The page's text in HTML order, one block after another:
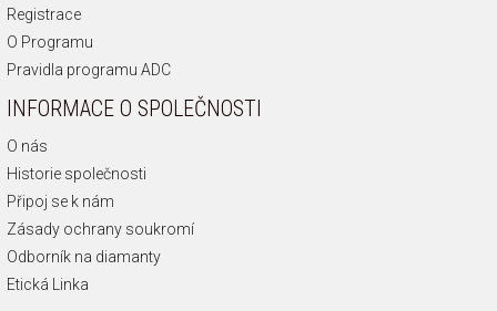
Registrace
O Programu
Pravidla programu ADC
INFORMACE O SPOLEČNOSTI
O nás
Historie společnosti
Připoj se k nám
Zásady ochrany soukromí
Odborník na diamanty
Etická Linka